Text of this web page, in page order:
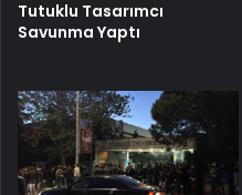
Tutuklu Tasarımcı
Savunma Yaptı